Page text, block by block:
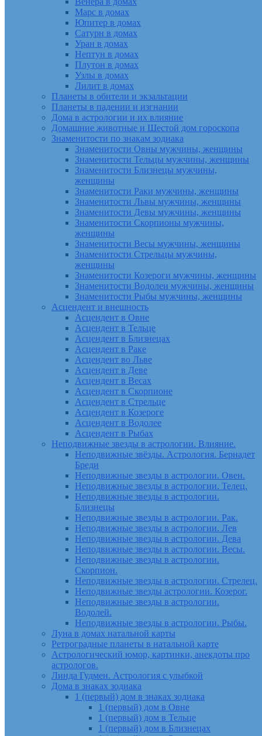
Марс в домах
Юпитер в домах
Сатурн в домах
Уран в домах
Нептун в домах
Плутон в домах
Узлы в домах
Лилит в домах
Планеты в обители и экзальтации
Планеты в падении и изгнании
Дома в астрологии и их влияние
Домашние животные и Шестой дом гороскопа
Знаменитости по знакам зодиака
Знаменитости Овны мужчины, женщины
Знаменитости Тельцы мужчины, женщины
Знаменитости Близнецы мужчины,
женщины
Знаменитости Раки мужчины, женщины
Знаменитости Львы мужчины, женщины
Знаменитости Девы мужчины, женщины
Знаменитости Скорпионы мужчины,
женщины
Знаменитости Весы мужчины, женщины
Знаменитости Стрельцы мужчины,
женщины
Знаменитости Козероги мужчины, женщины
Знаменитости Водолеи мужчины, женщины
Знаменитости Рыбы мужчины, женщины
Асцендент и внешность
Асцендент в Овне
Асцендент в Тельце
Асцендент в Близнецах
Асцендент в Раке
Асцендент во Льве
Асцендент в Деве
Асцендент в Весах
Асцендент в Скорпионе
Асцендент в Стрельце
Асцендент в Козероге
Асцендент в Водолее
Асцендент в Рыбах
Неподвижные звезды в астрологии. Влияние.
Неподвижные звёзды. Астрология. Бернадет
Бреди
Неподвижные звезды в астрологии. Овен.
Неподвижные звезды в астрологии. Телец.
Неподвижные звезды в астрологии.
Близнецы
Неподвижные звезды в астрологии. Рак.
Неподвижные звезды в астрологии. Лев
Неподвижные звезды в астрологии. Дева
Неподвижные звезды в астрологии. Весы.
Неподвижные звезды в астрологии.
Скорпион.
Неподвижные звезды в астрологии. Стрелец.
Неподвижные звезды астрологии. Козерог.
Неподвижные звезды в астрологии.
Водолей.
Неподвижные звезды в астрологии. Рыбы.
Луна в домах натальной карты
Ретроградные планеты в натальной карте
Астрологический юмор, картинки, анекдоты про
астрологов.
Линда Гудмен. Астрология с улыбкой
Дома в знаках зодиака
1 (первый) дом в знаках зодиака
1 (первый) дом в Овне
1 (первый) дом в Тельце
1 (первый) дом в Близнецах